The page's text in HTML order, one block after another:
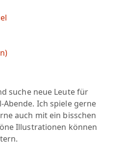
suche neue Leute für
Ich spiele gerne
auch mit ein bisschen
Illustrationen können